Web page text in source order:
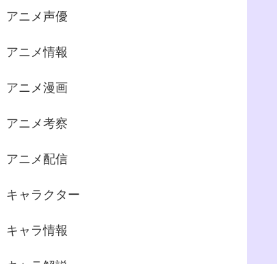
アニメ声優
アニメ情報
アニメ漫画
アニメ考察
アニメ配信
キャラクター
キャラ情報